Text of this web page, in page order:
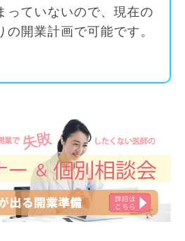
っていないので、現在の
の開業計画で可能です。